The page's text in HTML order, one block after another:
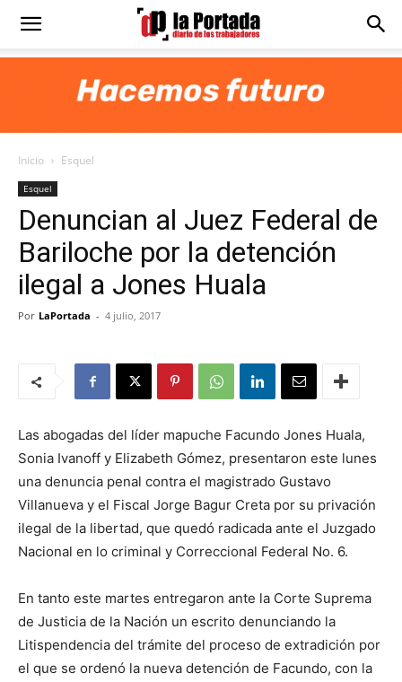
Diario
Portada
Inicio Esquel
Esquel
Denuncian al Juez Federal de
Bariloche por la detención
ilegal a Jones Huala
Por LaPortada - 4 julio, 2017
Las abogadas del líder mapuche Facundo Jones Huala,
Sonia Ivanoff y Elizabeth Gómez, presentaron este lunes
una denuncia penal contra el magistrado Gustavo
Villanueva y el Fiscal Jorge Bagur Creta por su privación
ilegal de la libertad, que quedó radicada ante el Juzgado
Nacional en lo criminal y Correccional Federal No. 6.
En tanto este martes entregaron ante la Corte Suprema
de Justicia de la Nación un escrito denunciando la
Litispendencia del trámite del proceso de extradición por
el que se ordenó la nueva detención de Facundo, con la